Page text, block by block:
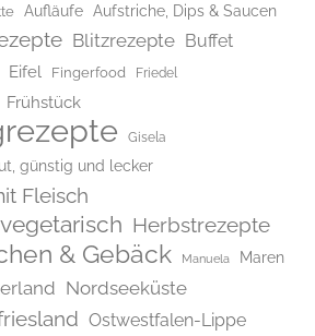
Aufläufe Aufstriche, Dips & Saucen
Blitzrezepte Buffet
Eifel Fingerfood Friedel
Frühstück
Gisela
günstig und lecker
Fleisch
Herbstrezepte
& Gebäck Manuela Maren
Nordseeküste
Ostwestfalen-Lippe